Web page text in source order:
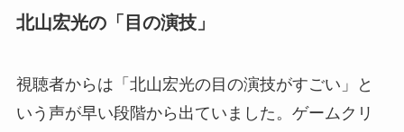
北山宏光の「目の演技」
視聴者からは「北山宏光の目の演技がすごい」と
いう声が早い段階から出ていました。ゲームクリ